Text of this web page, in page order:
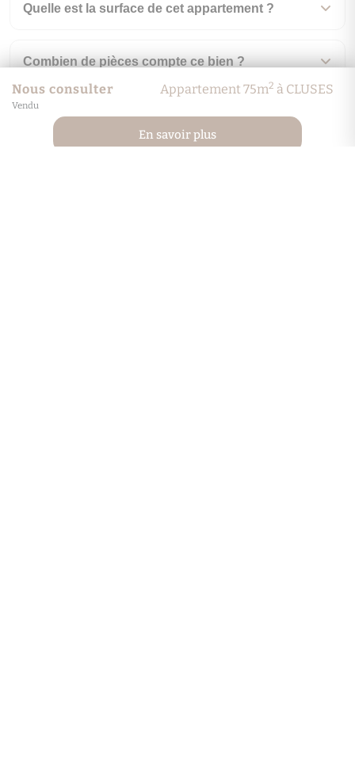
Nous consulter Appartement 75m2 à CLUSES
Vendu
En savoir plus
Quelle est la surface de cet appartement ?
Combien de pièces compte ce bien ?
À quel étage se situe ce bien ?